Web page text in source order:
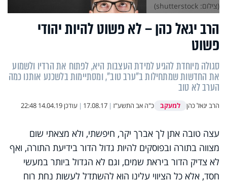
הרב יגאל כהן – לא פשוט להיות יהודי
פשוט
סגולה מיוחדת להגיע למידת העצבות היא, לפתוח את הרדיו ולשמוע
את החדשות שמתחילות ב"ערב טוב", ומסתיימות בלשכנע אותנו כמה
הערב לא טוב
הרב יגאל כהן למעקב כ"ה אב התשע"ז |
17.08.17
| עודכן14.04.19 22:48
(צילום: shutterstock)
עצה טובה אתן לך אברך יקר, חיפשתי, ולא מצאתי שום
מצווה בתורה ובפוסקים להיות גדול הדור בידיעת התורה, ואף
לא צדיק הדור ביראת שמים, וגם לא הגדול ביותר במעשי
חסד, אלא כל הציווי עלינו הוא להשתדל לעשות נחת רוח